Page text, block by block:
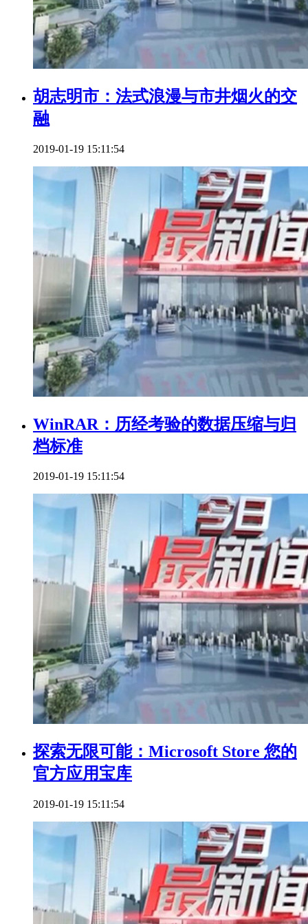
胡志明市：法式浪漫与市井烟火的交
融
2019-01-19 15:11:54
WinRAR：历经考验的数据压缩与归
档标准
2019-01-19 15:11:54
探索无限可能：Microsoft Store 您的
官方应用宝库
2019-01-19 15:11:54